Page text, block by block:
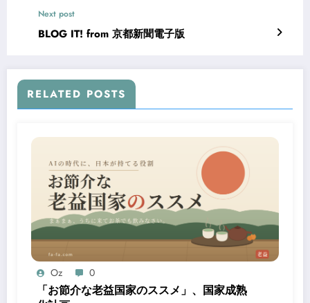
Next post
BLOG IT! from 京都新聞電子版
RELATED POSTS
Oz 0
「お節介な老益国家のススメ」、国家成熟